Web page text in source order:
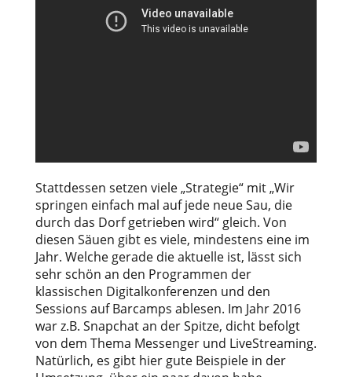
Stattdessen setzen viele „Strategie“ mit „Wir
springen einfach mal auf jede neue Sau, die
durch das Dorf getrieben wird“ gleich. Von
diesen Säuen gibt es viele, mindestens eine im
Jahr. Welche gerade die aktuelle ist, lässt sich
sehr schön an den Programmen der
klassischen Digitalkonferenzen und den
Sessions auf Barcamps ablesen. Im Jahr 2016
war z.B. Snapchat an der Spitze, dicht befolgt
von dem Thema Messenger und LiveStreaming.
Natürlich, es gibt hier gute Beispiele in der